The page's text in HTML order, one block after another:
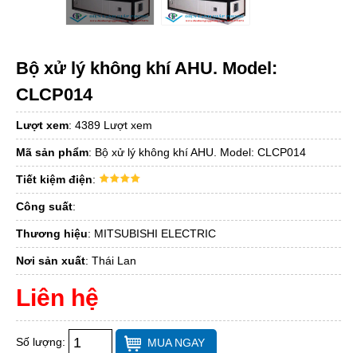
Bộ xử lý không khí AHU. Model:
CLCP014
Lượt xem: 4389 Lượt xem
Mã sản phẩm: Bộ xử lý không khí AHU. Model: CLCP014
Tiết kiệm điện:
Công suất:
Thương hiệu: MITSUBISHI ELECTRIC
Nơi sản xuất: Thái Lan
Liên hệ
Số lượng: MUA NGAY